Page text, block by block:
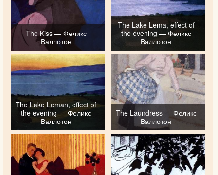
The Kiss — Феликс
Валлотон
The Lake Lema, effect of
the evening — Феликс
Валлотон
The Lake Leman, effect of
the evening — Феликс
Валлотон
The Laundress — Феликс
Валлотон